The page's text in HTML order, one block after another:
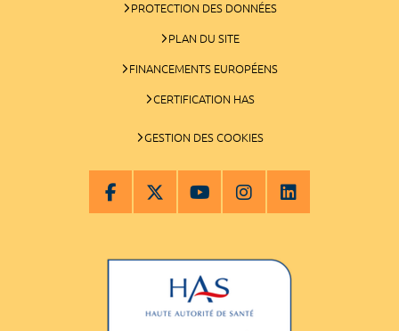
PROTECTION DES DONNÉES
PLAN DU SITE
FINANCEMENTS EUROPÉENS
CERTIFICATION HAS
GESTION DES COOKIES